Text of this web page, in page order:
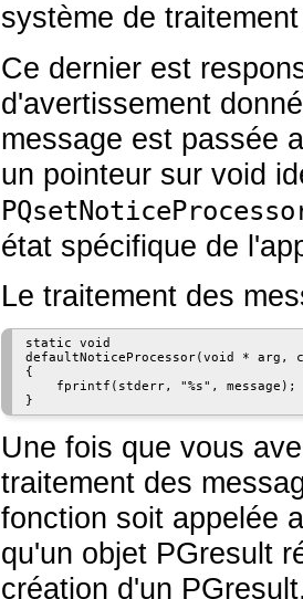
système de
Ce dernier est
d'avertissement
message est passée
un pointeur sur void
état spécifique de
Le traitement des
static void
defaultNoticeProcessor(void * arg,
{
    fprintf(stderr, "%s", message);
Une fois que vous
traitement des
fonction soit appelée
qu'un objet PGresult
création d'un PGresult